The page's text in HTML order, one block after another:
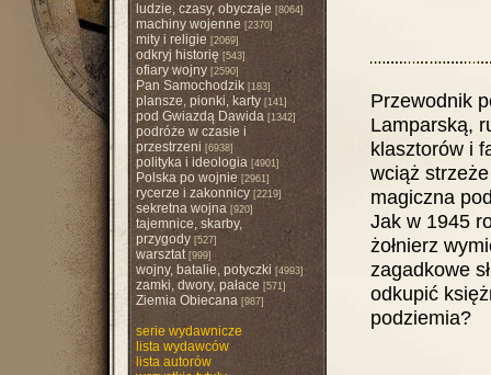
ludzie, czasy, obyczaje [8064]
machiny wojenne [2370]
mity i religie [2069]
odkryj historię[543]
ofiary wojny[2590]
Pan Samochodzik[183]
plansze, pionki, karty[141]
pod Gwiazdą Dawida[1342]
podróże w czasie i
przestrzeni [6938]
polityka i ideologia[4901]
Polska po wojnie [2961]
rycerze i zakonnicy[2219]
sekretna wojna[920]
tajemnice, skarby,
przygody[527]
warsztat[999]
wojny, batalie, potyczki [4993]
zamki, dwory, pałace [571]
Ziemia Obiecana[987]
serie wydawnicze
lista wydawców
lista autorów
Przewodnik
Lamparską,
klasztorów i
wciąż
magiczna
Jak w 1945
żołnierz
zagadkowe
odkupić
podziemia?